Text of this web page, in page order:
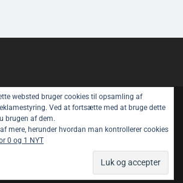
© All rights reserved.
– Youtube
Privatlivspolitik
Om Spor 1 NYT
WEN Themes
websted bruger cookies til opsamling af
Ved at fortsætte med at bruge dette
brugen af ​​dem.
mere, herunder hvordan man kontrollerer cookies
0 og 1 NYT